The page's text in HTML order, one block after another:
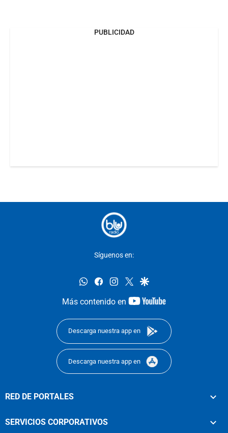
PUBLICIDAD
Síguenos en:
whatsappfacebookinstagram
twittergoogle
Más contenido en
youtube-
Descarga nuestra app en
Descarga nuestra app en
RED DE PORTALES
SERVICIOS CORPORATIVOS